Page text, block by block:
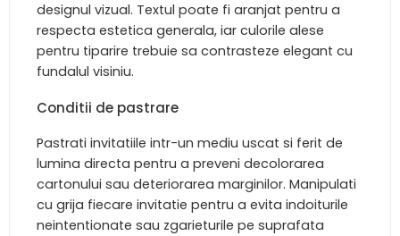
designul vizual. Textul poate fi aranjat pentru a
respecta estetica generala, iar culorile alese
pentru tiparire trebuie sa contrasteze elegant cu
fundalul visiniu.
Conditii de pastrare
Pastrati invitatiile intr-un mediu uscat si ferit de
lumina directa pentru a preveni decolorarea
cartonului sau deteriorarea marginilor. Manipulati
cu grija fiecare invitatie pentru a evita indoiturile
neintentionate sau zgarieturile pe suprafata